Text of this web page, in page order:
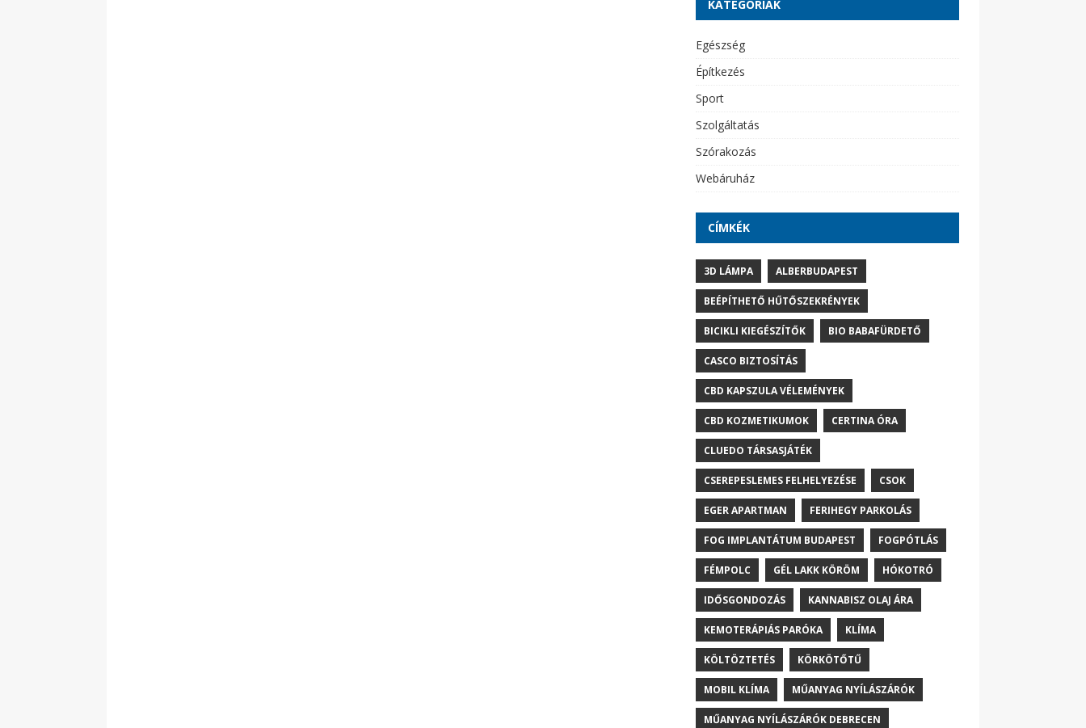
KATEGÓRIÁK
Egészség
Építkezés
Sport
Szolgáltatás
Szórakozás
Webáruház
CÍMKÉK
3D LÁMPA ALBERBUDAPEST
BEÉPÍTHETŐ HŰTŐSZEKRÉNYEK
BICIKLI KIEGÉSZÍTŐK BIO BABAFÜRDETŐ
CASCO BIZTOSÍTÁS
CBD KAPSZULA VÉLEMÉNYEK
CBD KOZMETIKUMOK CERTINA ÓRA
CLUEDO TÁRSASJÁTÉK
CSEREPESLEMES FELHELYEZÉSE CSOK
EGER APARTMAN FERIHEGY PARKOLÁS
FOG IMPLANTÁTUM BUDAPEST FOGPÓTLÁS
FÉMPOLC GÉL LAKK KÖRÖM HÓKOTRÓ
IDŐSGONDOZÁS KANNABISZ OLAJ ÁRA
KEMOTERÁPIÁS PARÓKA KLÍMA
KÖLTÖZTETÉS KÖRKÖTŐTŰ
MOBIL KLÍMA MŰANYAG NYÍLÁSZÁRÓK
MŰANYAG NYÍLÁSZÁRÓK DEBRECEN